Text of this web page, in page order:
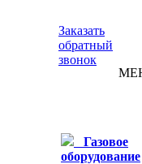
Заказать
обратный
звонок
Газовое
оборудование